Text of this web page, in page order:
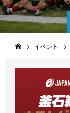
イベント